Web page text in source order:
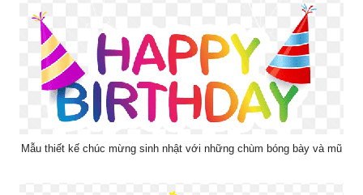
Mẫu thiết kế chúc mừng sinh nhật với những chùm bóng bày và mũ